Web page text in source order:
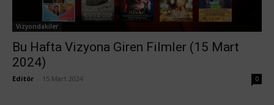
Vizyondakiler
Bu Hafta Vizyona Giren Filmler (15 Mart
2024)
Editör 15 Mart 2024 0